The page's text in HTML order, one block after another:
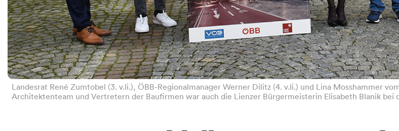
Landesrat René Zumtobel (3. v.li.), ÖBB-Regionalmanager Werner Dilitz (4. v.li.) und Lina Mosshammer
Architektenteam und Vertretern der Baufirmen war auch die Lienzer Bürgermeisterin Elisabeth Blanik bei